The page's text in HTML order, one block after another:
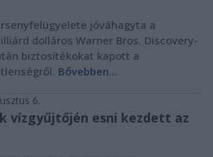
jóváhagyta a
dolláros Warner Bros. Discovery-
biztosítékokat kapott a
Bővebben...
6.
vízgyűjtőjén esni kezdett az